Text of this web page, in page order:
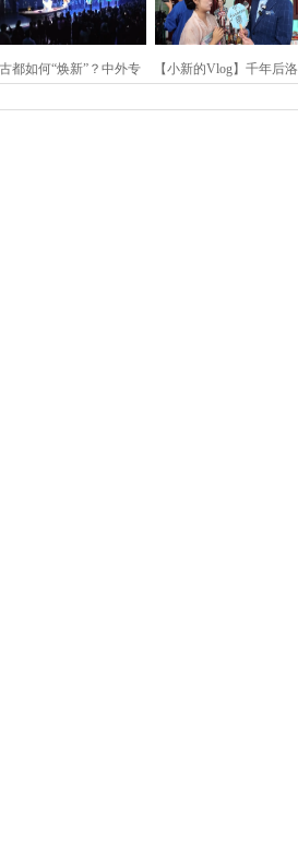
古都如何“焕新”？中外专 【小新的Vlog】千年后洛